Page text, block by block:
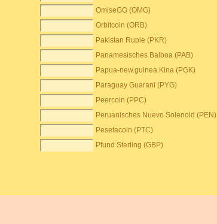
OmiseGO (OMG)
Orbitcoin (ORB)
Pakistan Rupie (PKR)
Panamesisches Balboa (PAB)
Papua-new.guinea Kina (PGK)
Paraguay Guarani (PYG)
Peercoin (PPC)
Peruanisches Nuevo Solenoid (PEN)
Pesetacoin (PTC)
Pfund Sterling (GBP)